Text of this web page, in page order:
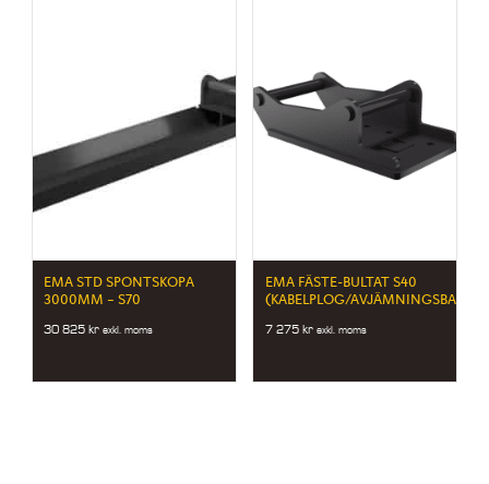
EMA STD SPONTSKOPA
3000MM – S70
30 825kr exkl. moms
EMA FÄSTE-BULTAT S40
(KABELPLOG/AVJÄMNINGSBALK)
7 275 kr exkl. moms